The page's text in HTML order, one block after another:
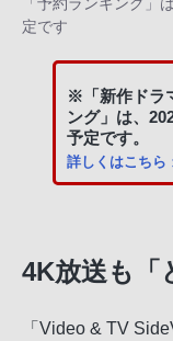
「予約ランキング」
定です
※「新作ドラ
ング」は、
予定です。
詳しくはこちら
4K放送も「
「Video & TV